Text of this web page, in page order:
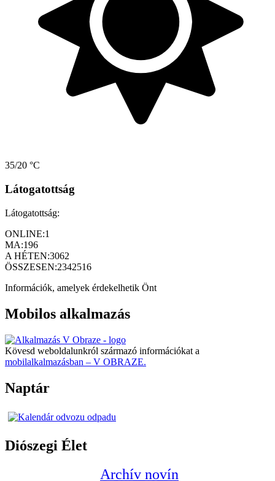
35/20 °C
Látogatottság
Látogatottság:
ONLINE:1
MA:196
A HÉTEN:3062
ÖSSZESEN:2342516
Információk, amelyek érdekelhetik Önt
Mobilos alkalmazás
Kövesd weboldalunkról származó információkat a
mobilalkalmazásban – V OBRAZE.
Naptár
Diószegi Élet
Archív novín